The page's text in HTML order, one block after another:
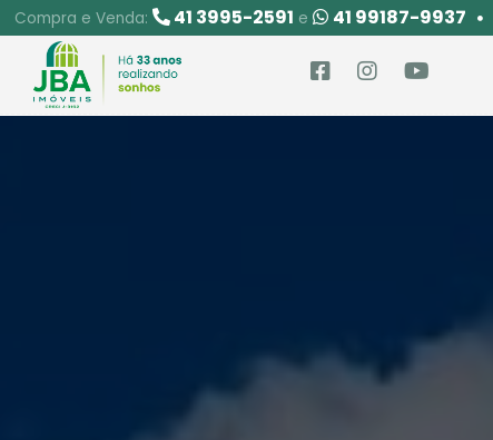
Compra e Venda: 41 3995-2591 e 41 99187-9937